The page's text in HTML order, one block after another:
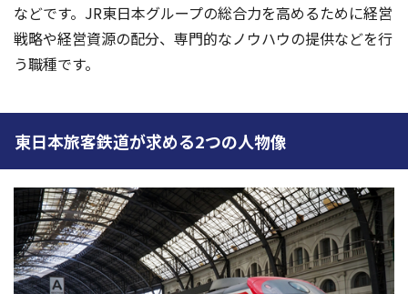
などです。JR東日本グループの総合力を高めるために経営
戦略や経営資源の配分、専門的なノウハウの提供などを行
う職種です。
東日本旅客鉄道が求める2つの人物像